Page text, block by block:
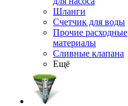
Шланги
Счетчик для воды
Прочие расходные
материалы
Сливные клапана
Ещё